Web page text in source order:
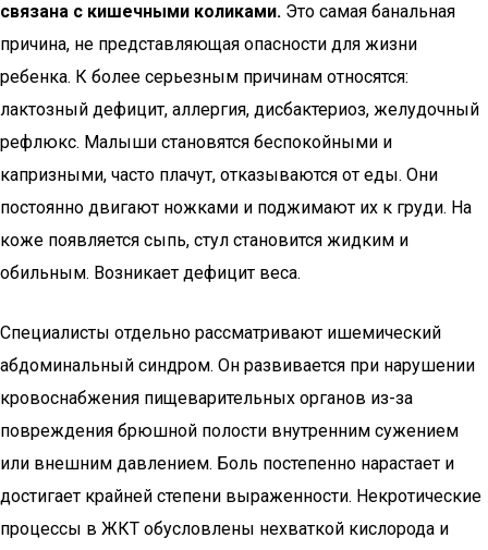
связана с кишечными коликами. Это самая банальная
причина, не представляющая опасности для жизни
ребенка. К более серьезным причинам относятся:
лактозный дефицит, аллергия, дисбактериоз, желудочный
рефлюкс. Малыши становятся беспокойными и
капризными, часто плачут, отказываются от еды. Они
постоянно двигают ножками и поджимают их к груди. На
коже появляется сыпь, стул становится жидким и
обильным. Возникает дефицит веса.
Специалисты отдельно рассматривают ишемический
абдоминальный синдром. Он развивается при нарушении
кровоснабжения пищеварительных органов из-за
повреждения брюшной полости внутренним сужением
или внешним давлением. Боль постепенно нарастает и
достигает крайней степени выраженности. Некротические
процессы в ЖКТ обусловлены нехваткой кислорода и